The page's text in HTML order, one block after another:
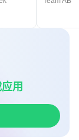
用